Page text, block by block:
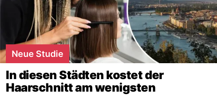
Neue Studie
In diesen Städten kostet der
Haarschnitt am wenigsten